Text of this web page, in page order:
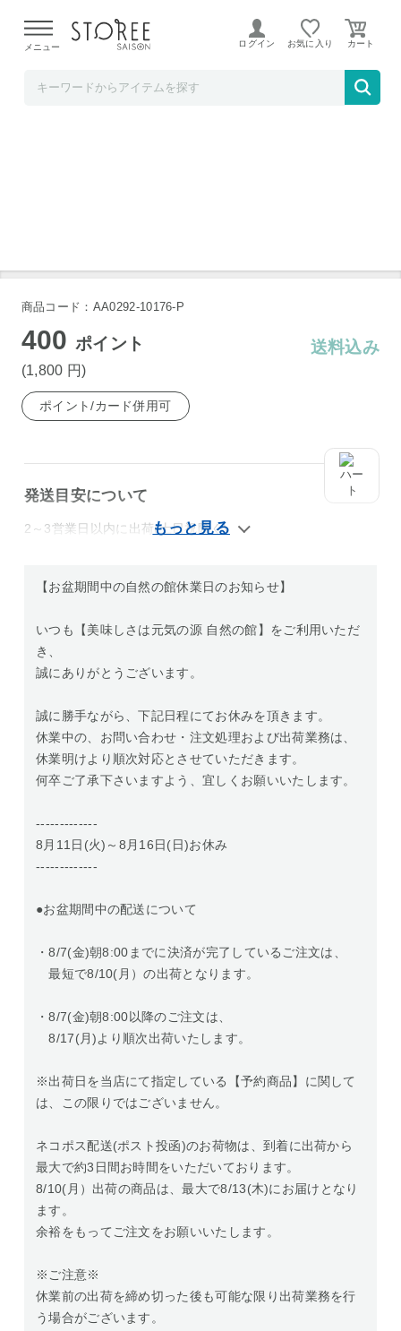
よる配送遅延が発生しております。
メニュー ログイン お気に入り
【150g(50g×3)】礒五郎旨辛七味ポテト
商品コード：AA0292-10176-P
400ポイント
(1,800 円)
送料込み
ポイント/カード併用可
発送目安について
2～3営業日以内に出荷(土日祝除く)
【お盆期間中の自然の館休業日のお知らせ】
いつも【美味しさは元気の源 自然の館】をご利用いただ
き、
誠にありがとうございます。
誠に勝手ながら、下記日程にてお休みを頂きます。
休業中の、お問い合わせ・注文処理および出荷業務は、
休業明けより順次対応とさせていただきます。
何卒ご了承下さいますよう、宜しくお願いいたします。
-------------
8月11日(火)～8月16日(日)お休み
-------------
●お盆期間中の配送について
・8/7(金)朝8:00までに決済が完了しているご注文は、
最短で8/10(月）の出荷となります。
・8/7(金)朝8:00以降のご注文は、
8/17(月)より順次出荷いたします。
※出荷日を当店にて指定している【予約商品】に関して
は、この限りではございません。
ネコポス配送(ポスト投函)のお荷物は、到着に出荷から
最大で約3日間お時間をいただいております。
8/10(月）出荷の商品は、最大で8/13(木)にお届けとなり
ます。
余裕をもってご注文をお願いいたします。
※ご注意※
休業前の出荷を締め切った後も可能な限り出荷業務を行
う場合がございます。